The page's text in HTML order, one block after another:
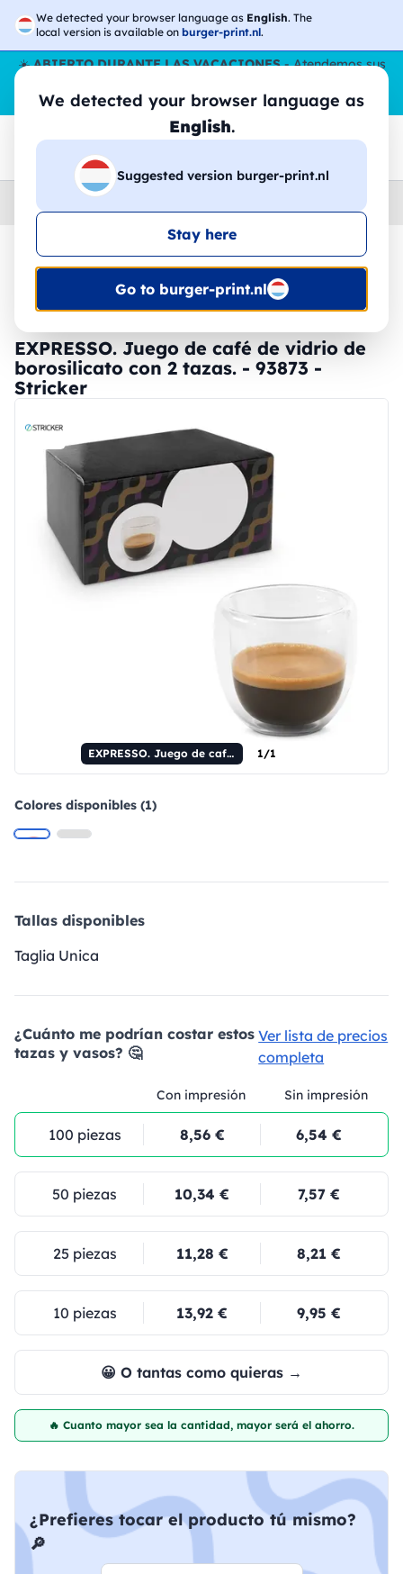
We detected your browser language as English. The
local version is available on burger-print.nl.
We detected your browser language as
English.
Suggested version burger-print.nl
Stay here
Go to burger-print.nl
☀️ABIERTO DURANTE LAS VACACIONES- Atendemos sus
pedidos durante todo el verano, incluso en agosto.
Sin parar
😎🌴
Home
🔥 -30% de impresión DTF
EXPRESSO. Juego de café de vidrio de
borosilicato con 2 tazas. - 93873 -
Stricker
EXPRESSO. Juego de café de vidrio de borosilicato con 2 tazas. 1/1
Colores disponibles (1)
Tallas disponibles
Taglia Unica
¿Cuánto me podrían costar estos
tazas y vasos? 🤔
Ver lista de precios
completa
Con impresión Sin impresión
100 piezas 8,56 € 6,54 €
50 piezas 10,34 € 7,57 €
25 piezas 11,28 € 8,21 €
10 piezas 13,92 € 9,95 €
😀 O tantas como quieras →
🔥 Cuanto mayor sea la cantidad, mayor será el ahorro.
¿Prefieres tocar el producto tú mismo?
🔎